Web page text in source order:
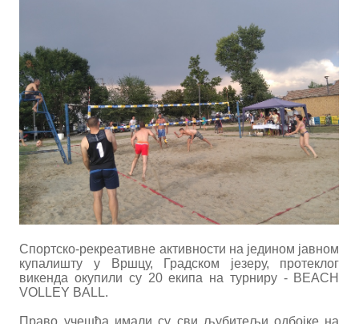
Спортско-рекреативне активности на једином јавном
купалишту у Вршцу, Градском језеру, протеклог
викенда окупили су 20 екипа на турниру - BEACH
VOLLEY BALL.
Право учешћа имали су сви љубитељи одбојке на